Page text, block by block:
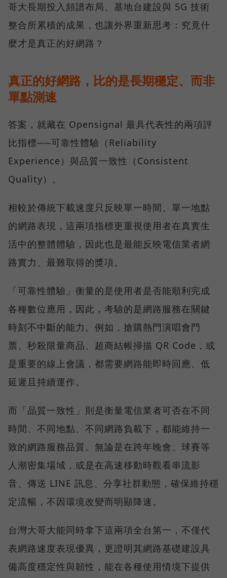
哥大長期投入頻譜布局、基地台建設與 5G 技術
整合所累積的成果，也讓外界重新思考：究竟什
麼才是真正的好網路？
真正的好網路，比的是長期穩定、而非
單點測速
答案，就藏在 Opensignal 最具代表性的兩項評
比指標──可靠性體驗（Reliability
Experience）與品質一致性（Consistent
Quality）。
相較於傳統下載速度只反映單一時間、單一地點
的網路表現，這兩項指標更重視使用者在真實生
活中的整體體驗，因此也是最能反映電信業者網
路實力、最難取得的獎項。
「可靠性體驗」衡量的是使用者是否能順利完成
各種數位應用，因此，考驗的是網路服務在關鍵
時刻不中斷的能力。例如，搶購熱門演唱會門
票、秒殺限量商品、超商結帳掃描 QR Code，或
是重要的線上會議，都需要網路能即時回應、低
延遲且持續運作。
而「品質一致性」則是衡量電信業者可否在不同
時間、不同地點、不同網路負載下，都能維持一
致的網路服務品質。無論是在跨年晚會、球賽等
人潮密集場域，或是在高速移動時觀看串流影
音、傳送 LINE 訊息、分享社群動態，確保維持穩
定流暢，不因環境改變而明顯降速。
台灣大哥大能同時拿下這兩項全台第一，不僅代
表網路速度表現優異，更證明其網路基礎建設具
備高度穩定性與韌性，能在各種使用情境下提供